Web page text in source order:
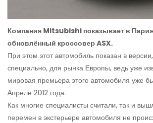
Компания Mitsubishi показывает в
обновлённый кроссовер ASX.
При этом этот автомобиль показан в
специально, для рынка Европы, ведь уже
мировая премьера этого автомобиля уже
Апреле 2012 года.
Как многие специалисты считали, так и
перемен в экстерьере автомобиля не